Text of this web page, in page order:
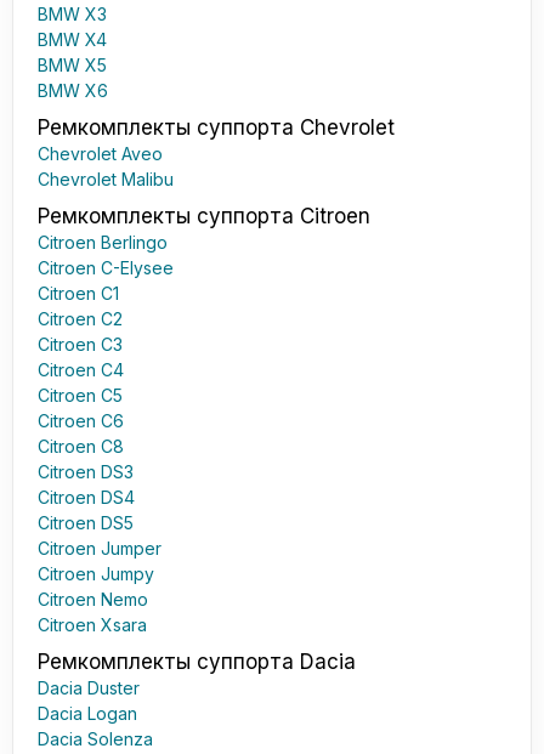
BMW X3
BMW X4
BMW X5
BMW X6
Ремкомплекты суппорта Chevrolet
Chevrolet Aveo
Chevrolet Malibu
Ремкомплекты суппорта Citroen
Citroen Berlingo
Citroen C-Elysee
Citroen C1
Citroen C2
Citroen C3
Citroen C4
Citroen C5
Citroen C6
Citroen C8
Citroen DS3
Citroen DS4
Citroen DS5
Citroen Jumper
Citroen Jumpy
Citroen Nemo
Citroen Xsara
Ремкомплекты суппорта Dacia
Dacia Duster
Dacia Logan
Dacia Solenza